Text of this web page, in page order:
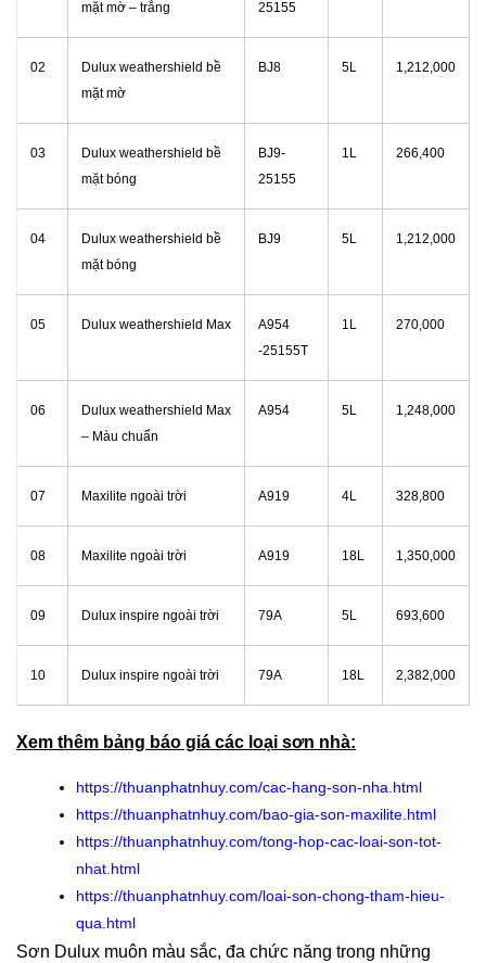
mặt mờ – trắng 25155
02
Dulux weathershield bề
mặt mờ
BJ8 5L 1,212,000
03
Dulux weathershield bề
mặt bóng
BJ9-
25155
1L 266,400
04
Dulux weathershield bề
mặt bóng
BJ9 5L 1,212,000
05 Dulux weathershield Max
A954
-25155T
1L 270,000
06
Dulux weathershield Max
– Màu chuẩn
A954 5L 1,248,000
07 Maxilite ngoài trời A919 4L 328,800
08 Maxilite ngoài trời A919 18L 1,350,000
09 Dulux inspire ngoài trời 79A 5L 693,600
10 Dulux inspire ngoài trời 79A 18L 2,382,000
Xem thêm bảng báo giá các loại sơn nhà:
https://thuanphatnhuy.com/cac-hang-son-nha.html
https://thuanphatnhuy.com/bao-gia-son-maxilite.html
https://thuanphatnhuy.com/tong-hop-cac-loai-son-tot-
nhat.html
https://thuanphatnhuy.com/loai-son-chong-tham-hieu-
qua.html
Sơn Dulux muôn màu sắc, đa chức năng trong những